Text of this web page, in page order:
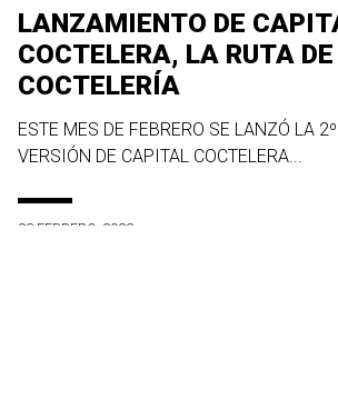
LANZAMIENTO DE
COCTELERA, LA RUTA DE
COCTELERÍA
ESTE MES DE FEBRERO SE LANZÓ LA 2º
VERSIÓN DE CAPITAL COCTELERA...
23 FEBRERO, 2022